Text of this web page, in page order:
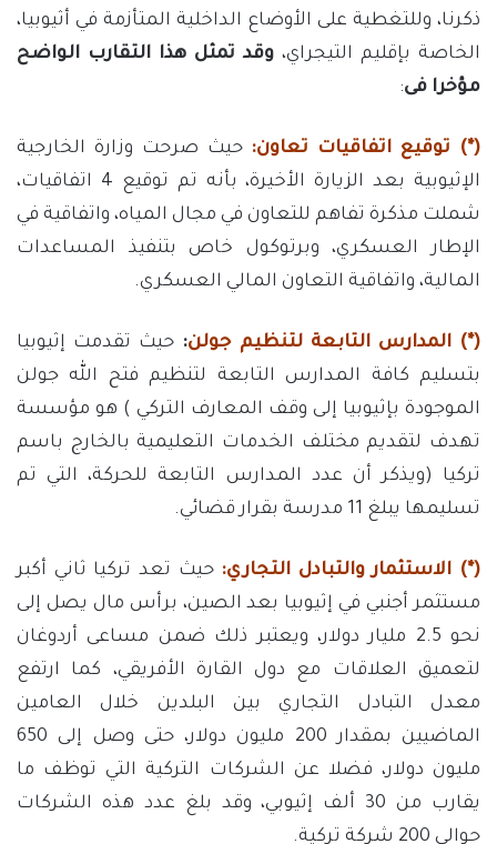
ذكرنا، وللتغطية على الأوضاع الداخلية المتأزمة في أثيوبيا،
الخاصة بإقليم التيجراي، وقد تمثل هذا التقارب الواضح
مؤخرا فى:
(*) توقيع اتفاقيات تعاون: حيث صرحت وزارة الخارجية
الإثيوبية بعد الزيارة الأخيرة، بأنه تم توقيع 4 اتفاقيات،
شملت مذكرة تفاهم للتعاون في مجال المياه، واتفاقية في
الإطار العسكري، وبرتوكول خاص بتنفيذ المساعدات
المالية، واتفاقية التعاون المالي العسكري.
(*) المدارس التابعة لتنظيم جولن: حيث تقدمت إثيوبيا
بتسليم كافة المدارس التابعة لتنظيم فتح الله جولن
الموجودة بإثيوبيا إلى وقف المعارف التركي ) هو مؤسسة
تهدف لتقديم مختلف الخدمات التعليمية بالخارج باسم
تركيا (ويذكر أن عدد المدارس التابعة للحركة، التي تم
تسليمها يبلغ 11 مدرسة بقرار قضائي.
(*) الاستثمار والتبادل التجاري: حيث تعد تركيا ثاني أكبر
مستثمر أجنبي في إثيوبيا بعد الصين، برأس مال يصل إلى
نحو 2.5 مليار دولار، ويعتبر ذلك ضمن مساعى أردوغان
لتعميق العلاقات مع دول القارة الأفريقي، كما ارتفع
معدل التبادل التجاري بين البلدين خلال العامين
الماضيين بمقدار 200 مليون دولار، حتى وصل إلى 650
مليون دولار، فضلا عن الشركات التركية التي توظف ما
يقارب من 30 ألف إثيوبي، وقد بلغ عدد هذه الشركات
حوالي 200 شركة تركية.